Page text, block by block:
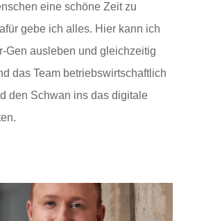
eine schöne Zeit zu
gebe ich alles. Hier kann ich
Gen ausleben und gleichzeitig
das Team betriebswirtschaftlich
den Schwan ins das digitale